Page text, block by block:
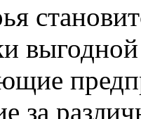
за